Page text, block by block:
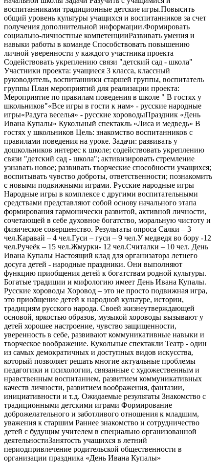
воспитанниками традиционные детские игры.Повысить
общий уровень культуры учащихся и воспитанников за счет
получения дополнительной информации.Формировать
социально-личностные компетенцииРазвивать умения и
навыки работы в команде Способствовать повышению
личной уверенности у каждого участника проекта
Содействовать укреплению связи "детский сад - школа"
Участники проекта: учащиеся 3 класса, классный
руководитель, воспитанники старшей группы, воспитатель
группы План мероприятий для реализации проекта:
Мероприятие по правилам поведения в школе " В гостях у
школьников"«Все игры в гости к нам» - русские народные
игры«Радуга веселья» - русские хороводыПраздник «День
Ивана Купалы» Кукольный спектакль «Лиса и медведь» В
гостях у школьников Цель: знакомство воспитанников с
правилами поведения на уроке. Задачи: развивать у
дошкольников интерес к школе; содействовать укреплению
связи "детский сад - школа"; активизировать стремление
узнавать новое; развивать творческие способности учащихся;
воспитывать чувство доброты, ответственности; познакомить
с новыми подвижными играми. Русские народные игры
Народные игры в комплексе с другими воспитательными
средствами представляют собой основу начального этапа
формирования гармонически развитой, активной личности,
сочетающей в себе духовное богатство, моральную чистоту и
физическое совершенство. Результаты опроса Салки – 3
чел.Каравай – 4 чел.Гуси – гуси – 9 чел.У медведя во бору -12
чел.Ручеёк – 15 чел.Жмурки- 12 чел.Считалки – 10 чел. День
Ивана Купалы Настоящий клад для организатора летнего
досуга детей - народные праздники. Они выполняют
функцию приобщения детей к богатствам родной культуры.
Богатые традиции и мифологию имеет День Ивана Купалы.
Русские хороводы Хоровод – это не просто подвижная игра,
это приобщение детей к народной культуре, истории,
традициям русского народа. Своей жизнеутверждающей
основой, яркостью образов, музыкой хороводы вызывают у
детей хорошее настроение, чувство защищенности,
уверенность в себе, развивают коммуникативные навыки и
творческое воображение. Кукольные спектакли Театр - один
из самых демократичных и доступных видов искусства,
который позволяет решать многие актуальные проблемы
педагогики и психологии, связанные с художественным и
нравственным воспитанием, развитием коммуникативных
качеств личности, развитием воображения, фантазии,
инициативности и т.д. Ожидаемые результаты Знакомство с
традиционными детскими играми Формирование
доброжелательного и заботливого отношения к младшим,
уважения к старшим Раннее знакомство и сотрудничество
детей с будущим учителем в специально организованной
деятельностиЗанятость учащихся в летний
периодпривлечение родительской общественности в
организации праздника «День Ивана Купалы»